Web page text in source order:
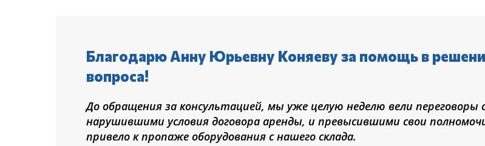
Благодарю Анну Юрьевну Коняеву за помощь в
вопроса!
До обращения за консультацией, мы уже целую неделю вели переговоры
нарушившими условия договора аренды, и превысившими свои
привело к пропаже оборудования с нашего склада.